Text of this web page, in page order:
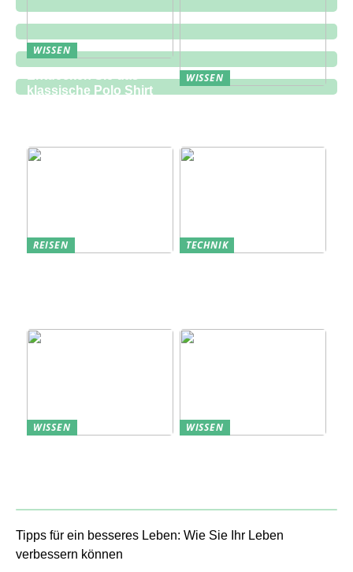
WISSEN
klassische Polo Shirt
WISSEN
REISEN
TECHNIK
WISSEN
WISSEN
Tipps für ein besseres Leben: Wie Sie Ihr Leben
verbessern können